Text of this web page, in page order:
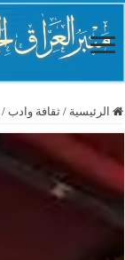
الرئيسية / ثقافة وادب /